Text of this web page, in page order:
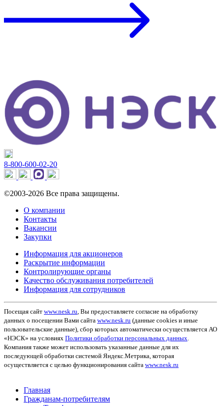
8-800-600-02-20
©2003-2026 Все права защищены.
О компании
Контакты
Вакансии
Закупки
Информация для акционеров
Раскрытие информации
Контролирующие органы
Качество обслуживания потребителей
Информация для сотрудников
Посещая сайт www.nesk.ru , Вы предоставляете согласие на обработку
данных о посещении Вами сайта www.nesk.ru (данные cookies и иные
пользовательские данные), сбор которых автоматически осуществляется АО
«НЭСК» на условиях Политики обработки персональных данных
Компания также может использовать указанные данные для их
последующей обработки системой Яндекс.Метрика, которая
осуществляется с целью функционирования сайта www.nesk.ru
Главная
Гражданам-потребителям